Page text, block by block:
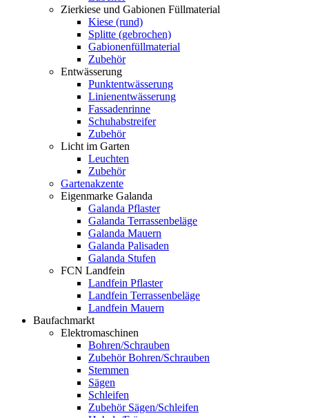
Zierkiese und Gabionen Füllmaterial
Kiese (rund)
Splitte (gebrochen)
Gabionenfüllmaterial
Zubehör
Entwässerung
Punktentwässerung
Linienentwässerung
Fassadenrinne
Schuhabstreifer
Zubehör
Licht im Garten
Leuchten
Zubehör
Gartenakzente
Eigenmarke Galanda
Galanda Pflaster
Galanda Terrassenbeläge
Galanda Mauern
Galanda Palisaden
Galanda Stufen
FCN Landfein
Landfein Pflaster
Landfein Terrassenbeläge
Landfein Mauern
Baufachmarkt
Elektromaschinen
Bohren/Schrauben
Zubehör Bohren/Schrauben
Stemmen
Sägen
Schleifen
Zubehör Sägen/Schleifen